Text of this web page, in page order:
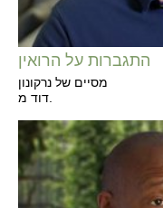
התגברות על הרואין
מסיים של נרקונון